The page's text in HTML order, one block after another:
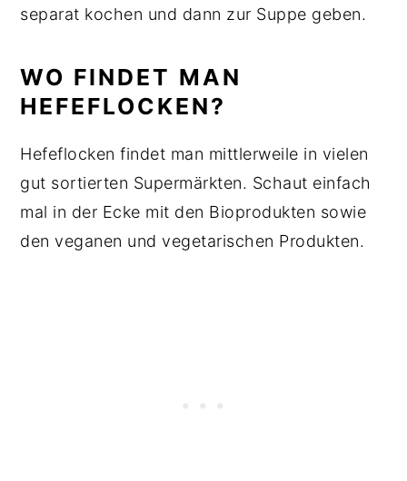
separat kochen und dann zur Suppe geben.
WO FINDET MAN
HEFEFLOCKEN?
Hefeflocken findet man mittlerweile in vielen
gut sortierten Supermärkten. Schaut einfach
mal in der Ecke mit den Bioprodukten sowie
den veganen und vegetarischen Produkten.